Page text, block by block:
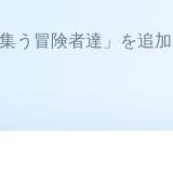
う冒険者達」を追加